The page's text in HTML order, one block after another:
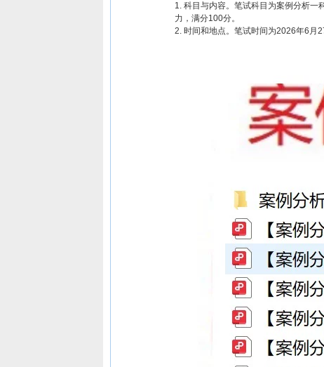
1. 科目与内容。笔试科目为案例分析一
力，满分100分。
2. 时间和地点。笔试时间为2026年6月